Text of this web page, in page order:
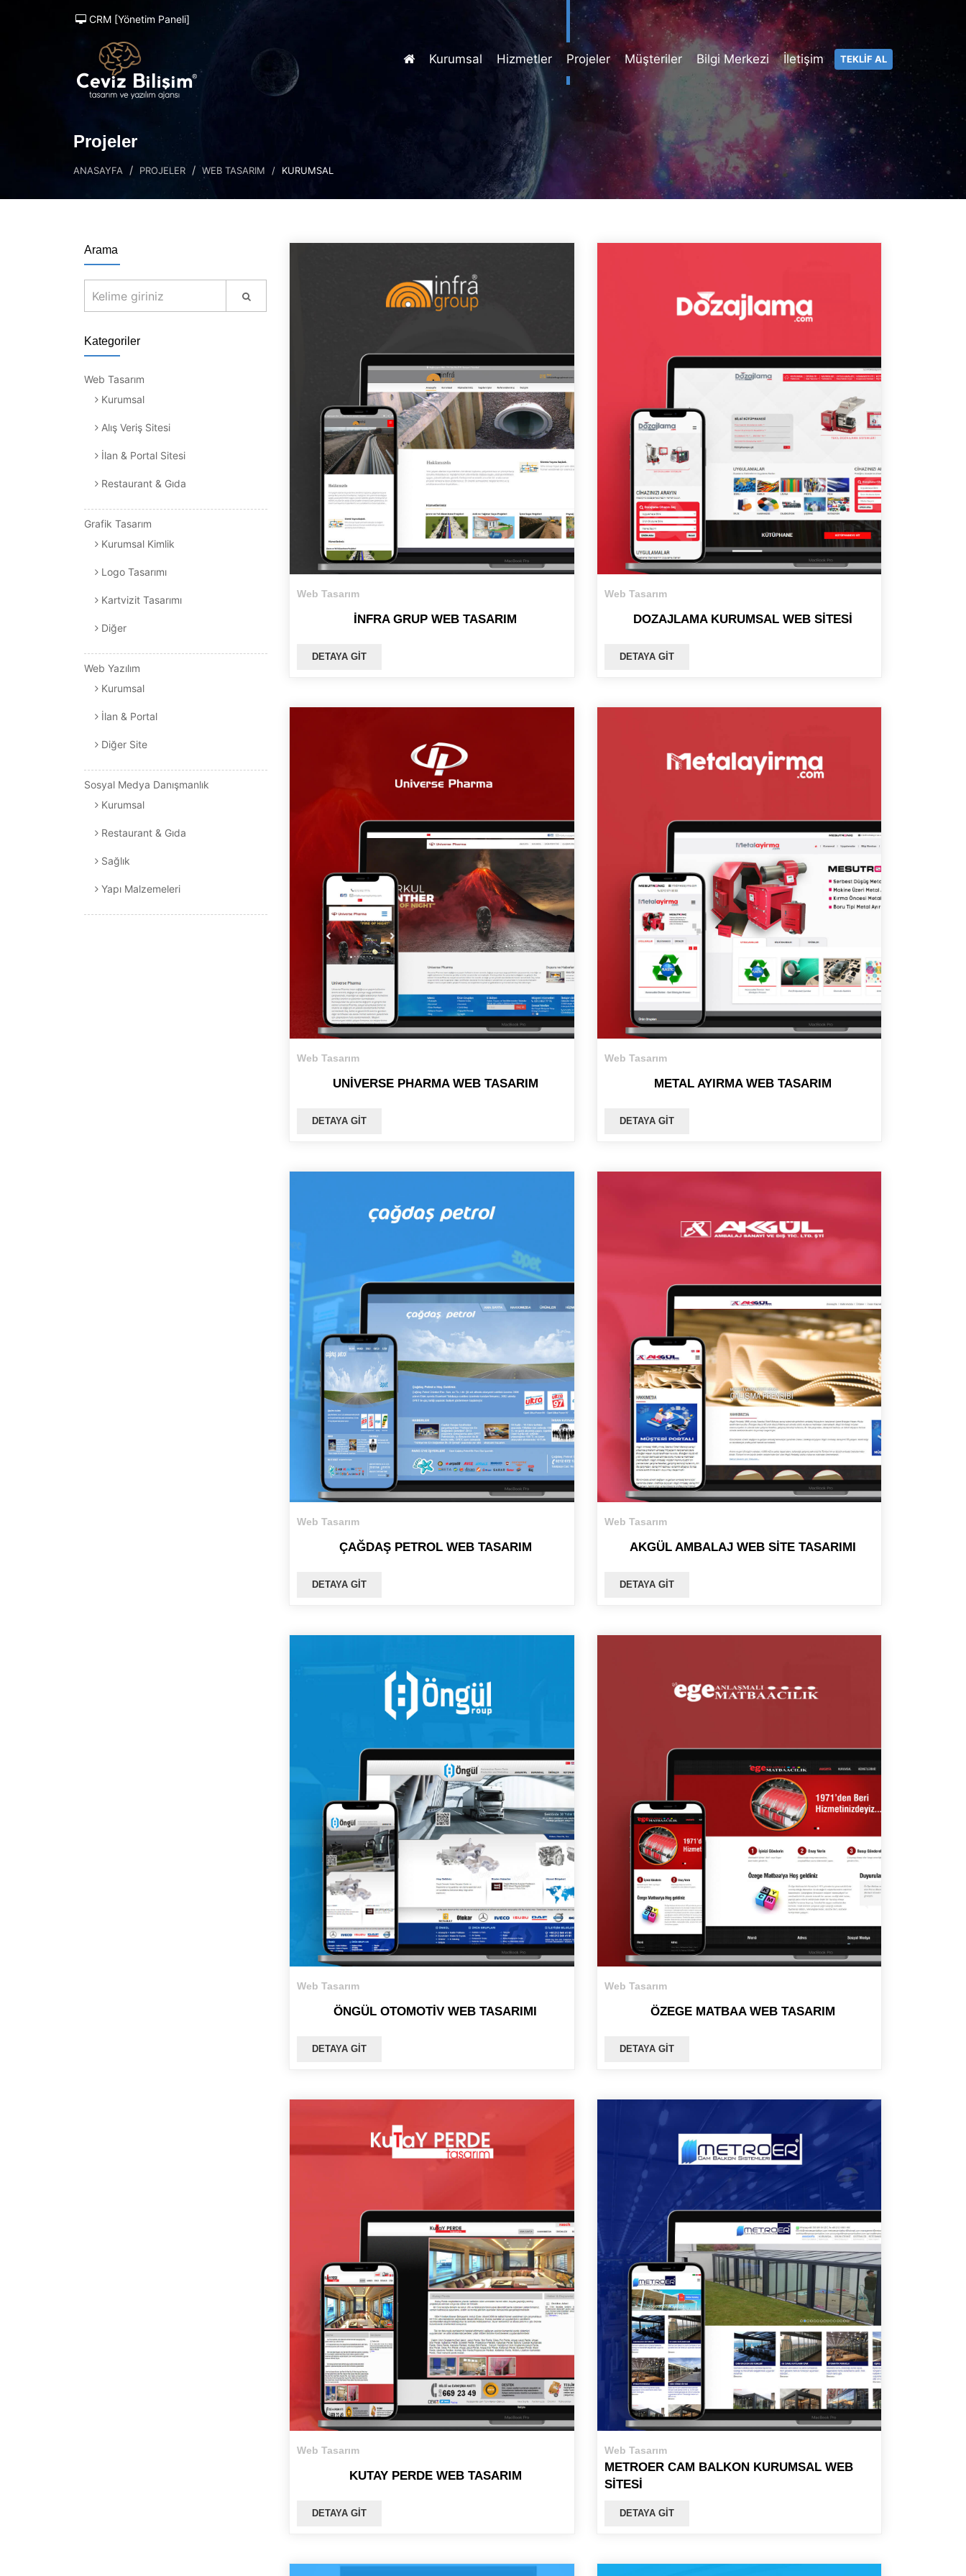
CRM [Yönetim Paneli]
Kurumsal Hizmetler Projeler Müşteriler Bilgi Merkezi İletişim TEKLİF AL
Projeler
ANASAYFA PROJELER WEB TASARIM KURUMSAL
Arama
Kategoriler
Web Tasarım
Kurumsal
Alış Veriş Sitesi
İlan & Portal Sitesi
Restaurant & Gıda
Grafik Tasarım
Kurumsal Kimlik
Logo Tasarımı
Kartvizit Tasarımı
Diğer
Web Yazılım
Kurumsal
İlan & Portal
Diğer Site
Sosyal Medya Danışmanlık
Kurumsal
Restaurant & Gıda
Sağlık
Yapı Malzemeleri
Web Tasarım
İNFRA GRUP WEB TASARIM
DETAYA GIT
Web Tasarım
DOZAJLAMA KURUMSAL WEB SITESI
DETAYA GIT
Web Tasarım
UNIVERSE PHARMA WEB TASARIM
DETAYA GIT
Web Tasarım
METAL AYIRMA WEB TASARIM
DETAYA GIT
Web Tasarım
ÇAĞDAŞ PETROL WEB TASARIM
DETAYA GIT
Web Tasarım
AKGÜL AMBALAJ WEB SITE TASARIMI
DETAYA GIT
Web Tasarım
ÖNGÜL OTOMOTIV WEB TASARIMI
DETAYA GIT
Web Tasarım
ÖZEGE MATBAA WEB TASARIM
DETAYA GIT
Web Tasarım
KUTAY PERDE WEB TASARIM
DETAYA GIT
Web Tasarım
METROER CAM BALKON KURUMSAL WEB
SITESI
DETAYA GIT